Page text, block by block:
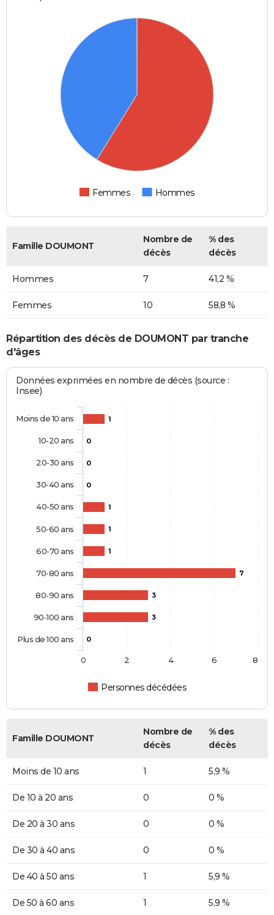
Femmes Hommes
Famille DOUMONT
Nombre de
décès
% des
décès
Hommes 7 41,2 %
Femmes 10 58,8 %
Répartition des décès de DOUMONT par tranche
d'âges
Données exprimées en nombre de décès (source :
Insee)
1
0
0
0
1
1
1
7
3
3
0
Personnes décédées
Moins de 10 ans
10-20 ans
20-30 ans
30-40 ans
40-50 ans
50-60 ans
60-70 ans
70-80 ans
80-90 ans
90-100 ans
Plus de 100 ans
0 2 4 6 8
Famille DOUMONT
Nombre de
décès
% des
décès
Moins de 10 ans 1 5,9 %
De 10 à 20 ans 0 0 %
De 20 à 30 ans 0 0 %
De 30 à 40 ans 0 0 %
De 40 à 50 ans 1 5,9 %
De 50 à 60 ans 1 5,9 %